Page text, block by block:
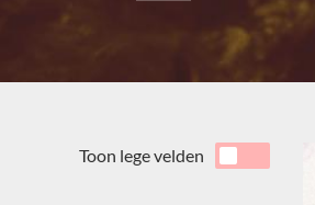
Toon lege velden